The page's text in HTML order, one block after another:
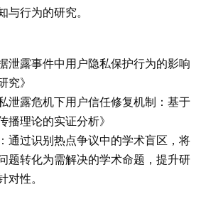
与行为的研究。
据泄露事件中用户隐私保护行为的影响
究》
私泄露危机下用户信任修复机制：基于
播理论的实证分析》
通过识别热点争议中的学术盲区，将
题转化为需解决的学术命题，提升研
对性。